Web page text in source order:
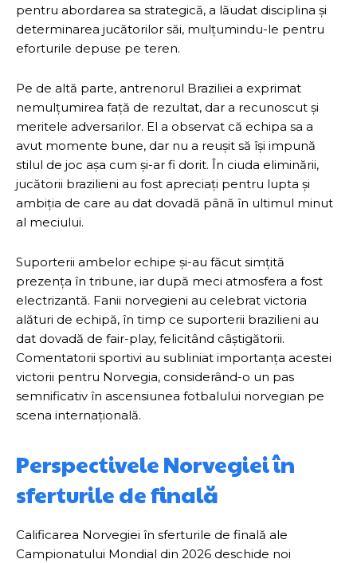
pentru abordarea sa strategică, a lăudat disciplina și
determinarea jucătorilor săi, mulțumindu-le pentru
eforturile depuse pe teren.
Pe de altă parte, antrenorul Braziliei a exprimat
nemulțumirea față de rezultat, dar a recunoscut și
meritele adversarilor. El a observat că echipa sa a
avut momente bune, dar nu a reușit să își impună
stilul de joc așa cum și-ar fi dorit. În ciuda eliminării,
jucătorii brazilieni au fost apreciați pentru lupta și
ambiția de care au dat dovadă până în ultimul minut
al meciului.
Suporterii ambelor echipe și-au făcut simțită
prezența în tribune, iar după meci atmosfera a fost
electrizantă. Fanii norvegieni au celebrat victoria
alături de echipă, în timp ce suporterii brazilieni au
dat dovadă de fair-play, felicitând câștigătorii.
Comentatorii sportivi au subliniat importanța acestei
victorii pentru Norvegia, considerând-o un pas
semnificativ în ascensiunea fotbalului norvegian pe
scena internațională.
Perspectivele Norvegiei în
sferturile de finală
Calificarea Norvegiei în sferturile de finală ale
Campionatului Mondial din 2026 deschide noi